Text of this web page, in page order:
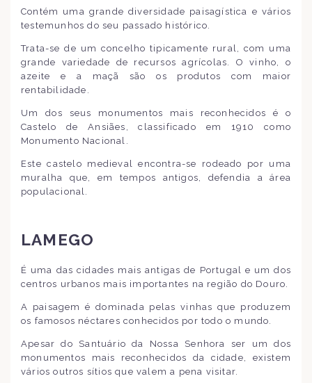
Contém uma grande diversidade paisagística e vários
testemunhos do seu passado histórico.
Trata-se de um concelho tipicamente rural, com uma
grande variedade de recursos agrícolas. O vinho, o
azeite e a maçã são os produtos com maior
rentabilidade.
Um dos seus monumentos mais reconhecidos é o
Castelo de Ansiães, classificado em 1910 como
Monumento Nacional.
Este castelo medieval encontra-se rodeado por uma
muralha que, em tempos antigos, defendia a área
populacional.
LAMEGO
É uma das cidades mais antigas de Portugal e um dos
centros urbanos mais importantes na região do Douro.
A paisagem é dominada pelas vinhas que produzem
os famosos néctares conhecidos por todo o mundo.
Apesar do Santuário da Nossa Senhora ser um dos
monumentos mais reconhecidos da cidade, existem
vários outros sítios que valem a pena visitar.